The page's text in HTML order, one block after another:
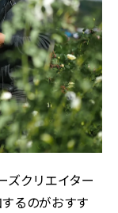
ズクリエイター
るのがおすす